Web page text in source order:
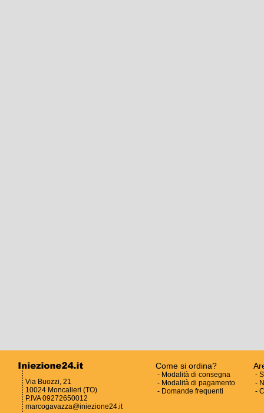
Via Buozzi, 21
10024 Moncalieri (TO)
P.IVA 09272650012
marcogavazza@iniezione24.it
Come si ordina?
- Modalità di consegna
- Modalità di pagamento
- Domande frequenti
-
-
-